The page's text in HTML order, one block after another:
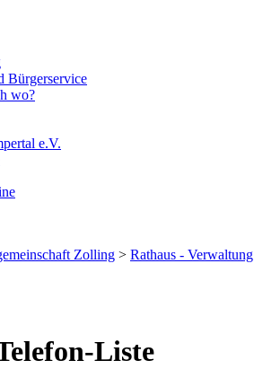
Bürgerservice
wo?
e.V.
Zolling > Rathaus - Verwaltung
Liste